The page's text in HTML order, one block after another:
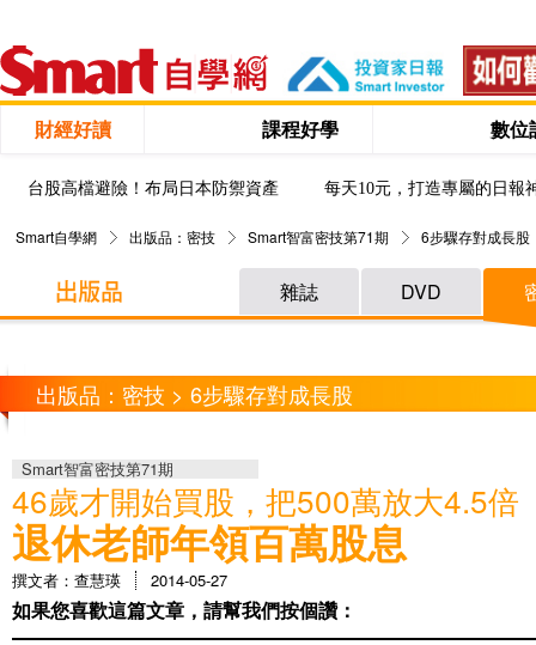
財經好讀 課程好學 數位
台股高檔避險！布局日本防禦資產 每天10元，打造專屬的日報
Smart自學網 出版品：密技 Smart智富密技第71期 6步驟存對成長股
雜誌 DVD
出版品：密技 > 6步驟存對成長股
Smart智富密技第71期
46歲才開始買股，把500萬放大4.5倍
退休老師年領百萬股息
撰文者：查慧瑛 2014-05-27
如果您喜歡這篇文章，請幫我們按個讚：